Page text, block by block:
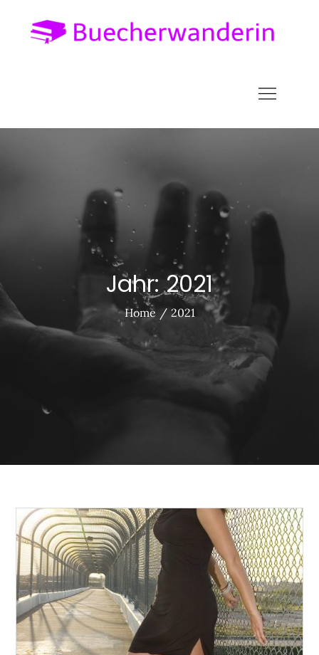
Jahr:2021
Home 2021